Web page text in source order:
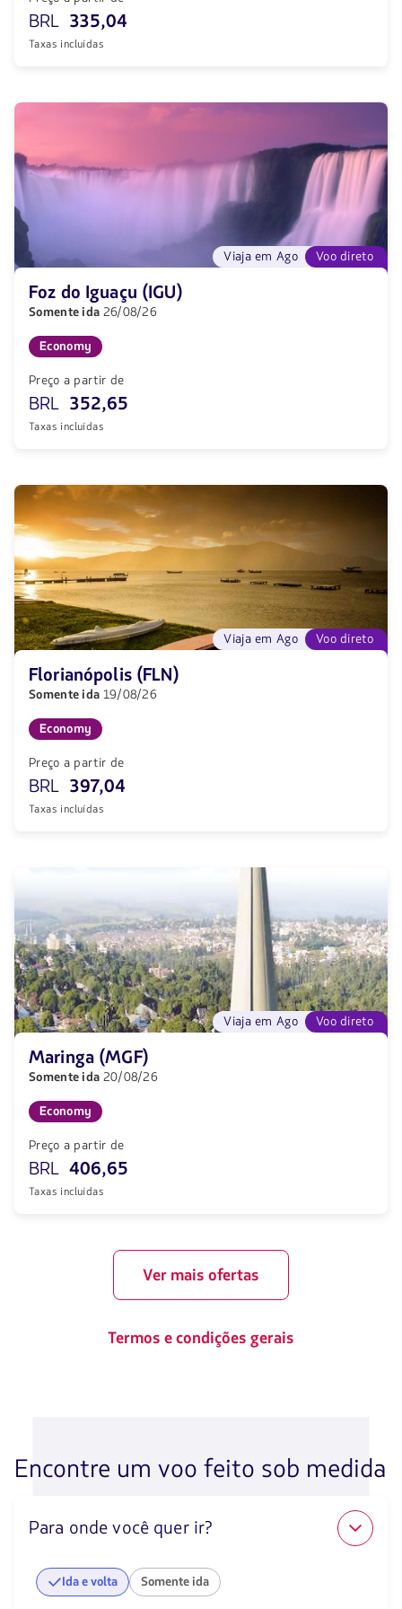
BRL 335,04
Taxas incluídas
Voo direto
Viaja em Ago
Foz do Iguaçu (IGU)
Somente ida 26/08/26
Economy
Preço a partir de
BRL 352,65
Taxas incluídas
Voo direto
Viaja em Ago
Florianópolis (FLN)
Somente ida 19/08/26
Economy
Preço a partir de
BRL 397,04
Taxas incluídas
Voo direto
Viaja em Ago
Maringa (MGF)
Somente ida 20/08/26
Economy
Preço a partir de
BRL 406,65
Taxas incluídas
Ver mais ofertas
Termos e condições gerais
Encontre um voo feito sob medida
Para onde você quer ir?
Ida e volta Somente ida